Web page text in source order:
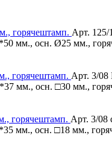
Арт.
мм., осн. Ø25 мм.,
Арт. 3/08
мм., осн. □30 мм.,
Арт. 3/08
мм., осн. □18 мм.,